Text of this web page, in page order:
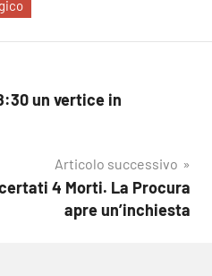
un vertice in
Articolo successivo
4 Morti. La Procura
apre un’inchiesta